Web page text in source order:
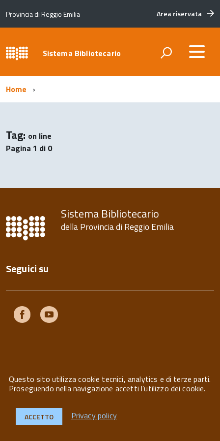
Questo sito utilizza cookie tecnici, analytics e di terze parti.
Proseguendo nella navigazione accetti l’utilizzo dei cookie.
ACCETTO Privacy policy
Provincia di Reggio Emilia Area riservata
Sistema Bibliotecario
Home
Tag: on line
Pagina 1 di 0
Sistema Bibliotecario
della Provincia di Reggio Emilia
Seguici su
Facebook
Privacy Note legali Contatti